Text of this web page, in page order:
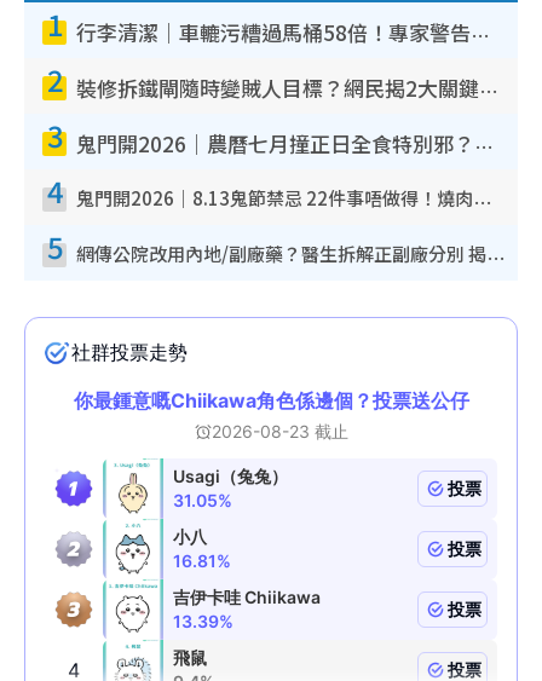
1 行李清潔｜車轆污糟過馬桶58倍！專家警告忌用酒精抹 教1招免污手除菌
2 裝修拆鐵閘隨時變賊人目標？網民揭2大關鍵用途：裝新式等於白裝？附新舊鐵閘分別
3 鬼門開2026｜農曆七月撞正日全食特別邪？專家警告切忌做一事！揭4大禁忌+2招保平安
4 鬼門開2026｜8.13鬼節禁忌 22件事唔做得！燒肉、刺身要少食？半夜勿吹口哨/打呢個電話
5 網傳公院改用內地/副廠藥？醫生拆解正副廠分別 揭4類人換藥隨時出事